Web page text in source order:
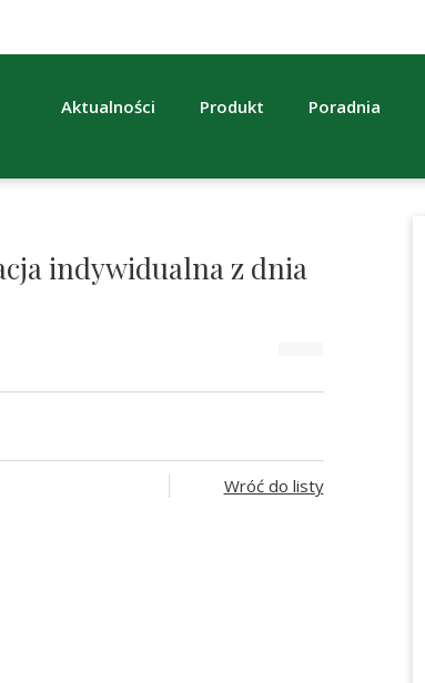
Aktualności Produkt Poradnia
indywidualna z dnia
Wróć do listy